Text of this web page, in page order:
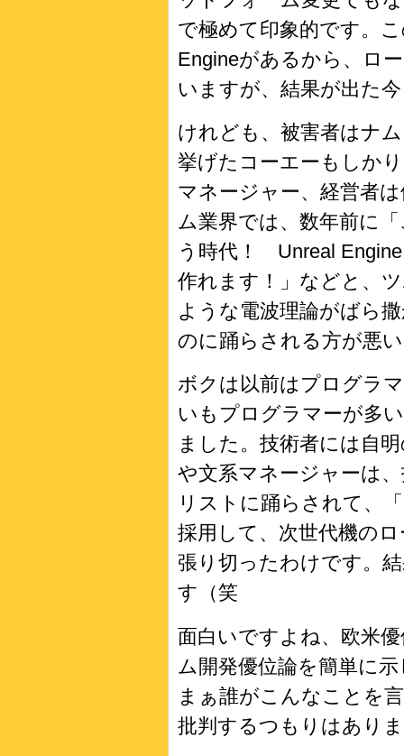
で極めて印象的です。
Engineがあるから、ロ
いますが、結果が出た
けれども、被害者はナ
挙げたコーエーもしか
マネージャー、経営者
ム業界では、数年前に
う時代！ Unreal
作れます！」などと、
ような電波理論がばら
のに踊らされる方が悪
ボクは以前はプログラ
いもプログラマーが多
ました。技術者には自
や文系マネージャーは
リストに踊らされて、
採用して、次世代機の
張り切ったわけです。
す（笑
面白いですよね、欧米
ム開発優位論を簡単に
まぁ誰がこんなことを
批判するつもりはあり